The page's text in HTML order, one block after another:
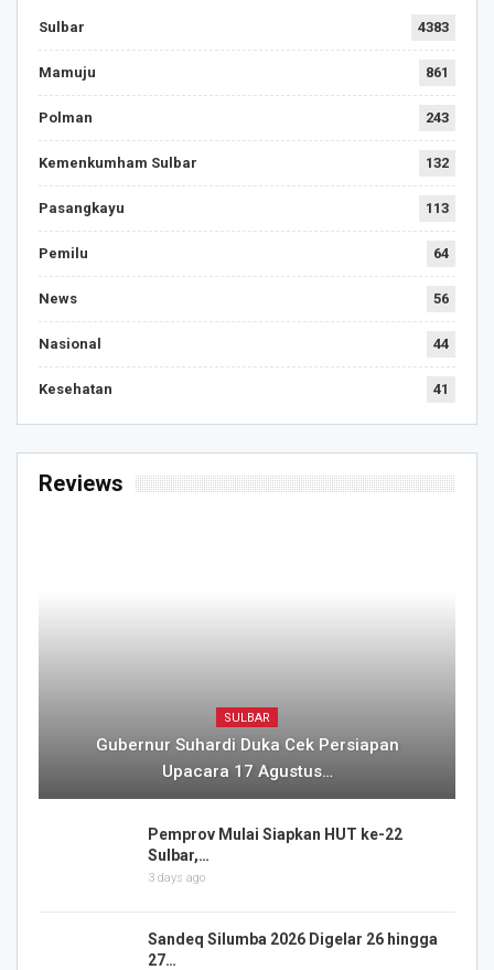
Sulbar 4383
Mamuju 861
Polman 243
Kemenkumham Sulbar 132
Pasangkayu 113
Pemilu 64
News 56
Nasional 44
Kesehatan 41
Reviews
SULBAR
Gubernur Suhardi Duka Cek Persiapan
Upacara 17 Agustus…
Pemprov Mulai Siapkan HUT ke-22
Sulbar,…
3 days ago
Sandeq Silumba 2026 Digelar 26 hingga
27…